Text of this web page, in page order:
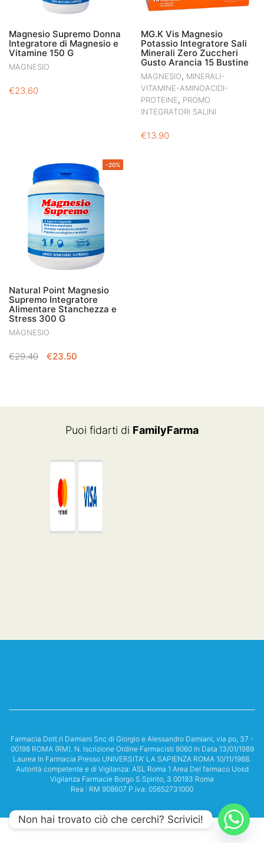
Magnesio Supremo Donna
Integratore di Magnesio e
Vitamine 150 G
MAGNESIO
€23.60
MG.K Vis Magnesio
Potassio Integratore Sali
Minerali Zero Zuccheri
Gusto Arancia 15 Bustine
MAGNESIO, MINERALI-
VITAMINE-AMINOACIDI-
PROTEINE, PROMO
INTEGRATORI SALINI
€13.90
-20%
Natural Point Magnesio
Supremo Integratore
Alimentare Stanchezza e
Stress 300 G
MAGNESIO
€29.40
IL
€29.40.
€23.50
€23.50.
Puoi fidarti di FamilyFarma
Farmacia Dott.ri Damiani Snc di Giorgio e Alessandro Damiani, via po, 37 -
00198 ROMA (RM). N. Iscrizione Ordine Farmacisti 9060 In Data 13/01/1989
Laurea In Farmacia Presso UNIVERSITA' LA SAPIENZA ROMA 10/11/1988.
Autorità competente e di Vigilanza: ASL Roma 1 Area Del farmaco Uosd
Vigilanza Farmacie Borgo S.Spirito, 3 00193 Roma
Rea : RM 908607 P.iva: 05652731000
Non hai trovato ciò che cerchi? Scrivici!